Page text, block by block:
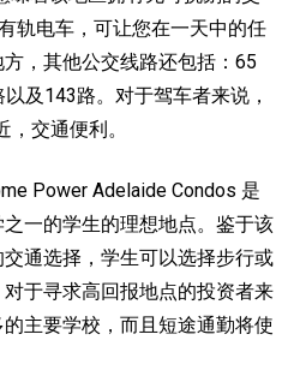
轨电车，可让您在一天中的任
，其他公交线路还包括：65
及143路。对于驾车者来说，
，交通便利。
Power Adelaide Condos 是
一的学生的理想地点。鉴于该
通选择，学生可以选择步行或
于寻求高回报地点的投资者来
主要学校，而且短途通勤将使